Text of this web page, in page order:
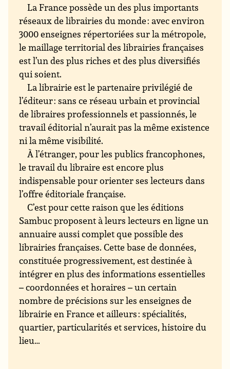
La France possède un des plus importants
réseaux de librairies du monde : avec environ
3000 enseignes répertoriées sur la métropole,
le maillage territorial des librairies françaises
est l’un des plus riches et des plus diversifiés
qui soient.
La librairie est le partenaire privilégié de
l’éditeur : sans ce réseau urbain et provincial
de libraires professionnels et passionnés, le
travail éditorial n’aurait pas la même existence
ni la même visibilité.
À l’étranger, pour les publics francophones,
le travail du libraire est encore plus
indispensable pour orienter ses lecteurs dans
l’offre éditoriale française.
C’est pour cette raison que les éditions
Sambuc proposent à leurs lecteurs en ligne un
annuaire aussi complet que possible des
librairies françaises. Cette base de données,
constituée progressivement, est destinée à
intégrer en plus des informations essentielles
– coordonnées et horaires – un certain
nombre de précisions sur les enseignes de
librairie en France et ailleurs : spécialités,
quartier, particularités et services, histoire du
lieu…